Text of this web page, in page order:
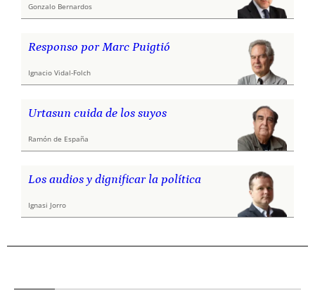
Gonzalo Bernardos
Responso por Marc Puigtió
Ignacio Vidal-Folch
Urtasun cuida de los suyos
Ramón de España
Los audios y dignificar la política
Ignasi Jorro